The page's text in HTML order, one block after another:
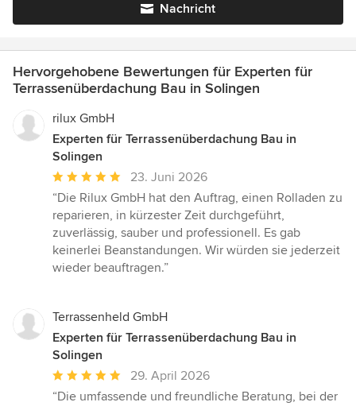
Nachricht
Hervorgehobene Bewertungen für Experten für
Terrassenüberdachung Bau in Solingen
rilux GmbH
Experten für Terrassenüberdachung Bau in
Solingen
Durchschnittliche
Bewertung:
5
von
5
Sternen
23. Juni 2026
“Die Rilux GmbH hat den Auftrag, einen Rolladen zu
reparieren, in kürzester Zeit durchgeführt,
zuverlässig, sauber und professionell. Es gab
keinerlei Beanstandungen. Wir würden sie jederzeit
wieder beauftragen.”
Terrassenheld GmbH
Experten für Terrassenüberdachung Bau in
Solingen
Durchschnittliche
Bewertung:
29. April 2026
“Die umfassende und freundliche Beratung, bei der